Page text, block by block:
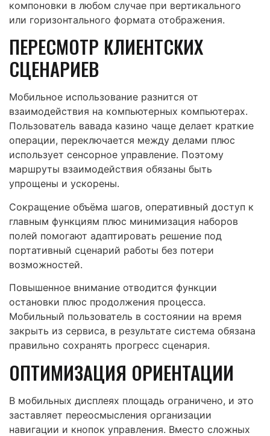
компоновки в любом случае при вертикального
или горизонтального формата отображения.
ПЕРЕСМОТР КЛИЕНТСКИХ
СЦЕНАРИЕВ
Мобильное использование разнится от
взаимодействия на компьютерных компьютерах.
Пользователь вавада казино чаще делает краткие
операции, переключается между делами плюс
использует сенсорное управление. Поэтому
маршруты взаимодействия обязаны быть
упрощены и ускорены.
Сокращение объёма шагов, оперативный доступ к
главным функциям плюс минимизация наборов
полей помогают адаптировать решение под
портативный сценарий работы без потери
возможностей.
Повышенное внимание отводится функции
остановки плюс продолжения процесса.
Мобильный пользователь в состоянии на время
закрыть из сервиса, в результате система обязана
правильно сохранять прогресс сценария.
ОПТИМИЗАЦИЯ ОРИЕНТАЦИИ
В мобильных дисплеях площадь ограничено, и это
заставляет переосмысления организации
навигации и кнопок управления. Вместо сложных